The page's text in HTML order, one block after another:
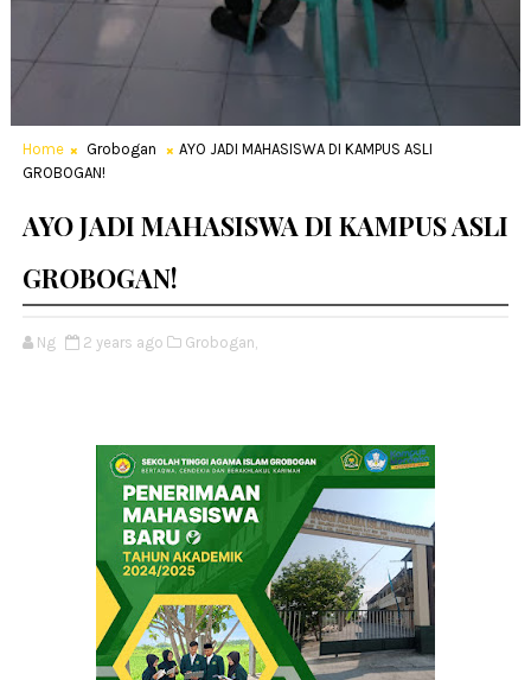
Home Grobogan
AYO JADI MAHASISWA DI KAMPUS ASLI
GROBOGAN!
AYO JADI MAHASISWA DI KAMPUS ASLI
GROBOGAN!
Ng 2 years ago Grobogan,